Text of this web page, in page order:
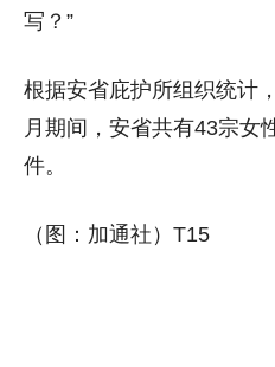
写？”
根据安省庇护所组织统计
月期间，安省共有43宗女
件。
（图：加通社）T15